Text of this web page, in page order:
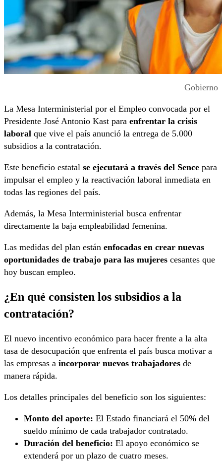
Gobierno
La Mesa Interministerial por el Empleo convocada por el
Presidente José Antonio Kast para enfrentar la crisis
laboral que vive el país anunció la entrega de 5.000
subsidios a la contratación.
Este beneficio estatal se ejecutará a través del Sence para
impulsar el empleo y la reactivación laboral inmediata en
todas las regiones del país.
Además, la Mesa Interministerial busca enfrentar
directamente la baja empleabilidad femenina.
Las medidas del plan están enfocadas en crear nuevas
oportunidades de trabajo para las mujeres cesantes que
hoy buscan empleo.
¿En qué consisten los subsidios a la
contratación?
El nuevo incentivo económico para hacer frente a la alta
tasa de desocupación que enfrenta el país busca motivar a
las empresas a incorporar nuevos trabajadores de
manera rápida.
Los detalles principales del beneficio son los siguientes:
Monto del aporte: El Estado financiará el 50% del
sueldo mínimo de cada trabajador contratado.
Duración del beneficio: El apoyo económico se
extenderá por un plazo de cuatro meses.